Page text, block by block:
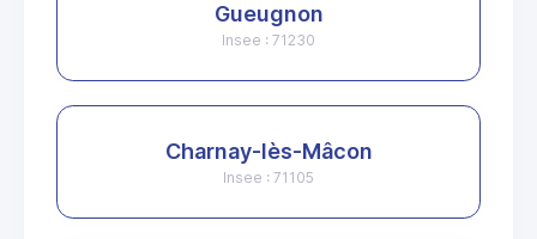
Gueugnon
Insee : 71230
Charnay-lès-Mâcon
Insee : 71105